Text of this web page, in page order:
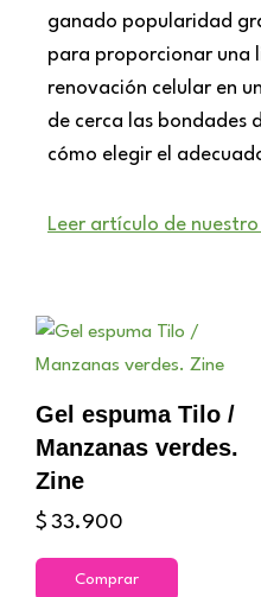
ganado popularidad
para proporcionar una
renovación celular en
de cerca las bondades
cómo elegir el
Leer artículo de
Gel espuma Tilo /
Manzanas verdes.
Zine
$ 33.900
Comprar
Este
producto
se